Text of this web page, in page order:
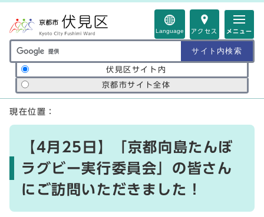
Language アクセス メニュー
サイト内検索の範囲
伏見区サイト内
京都市サイト全体
ここから本文です
現在位置：
【4月25日】「京都向島たんぼ
ラグビー実行委員会」の皆さん
にご訪問いただきました！